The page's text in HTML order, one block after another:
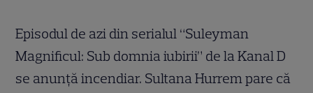
Episodul de azi din serialul “Suleyman
Magnificul: Sub domnia iubirii” de la Kanal D
se anunţă incendiar. Sultana Hurrem pare că